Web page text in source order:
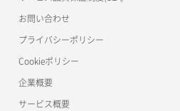
お問い合わせ
プライバシーポリシー
Cookieポリシー
企業概要
サービス概要